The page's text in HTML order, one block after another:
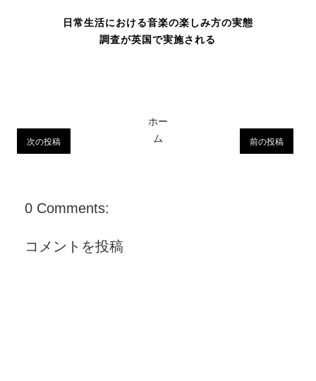
日常生活における音楽の楽しみ方の実態
調査が英国で実施される
次の投稿 前の投稿
ホー
ム
0 Comments:
コメントを投稿